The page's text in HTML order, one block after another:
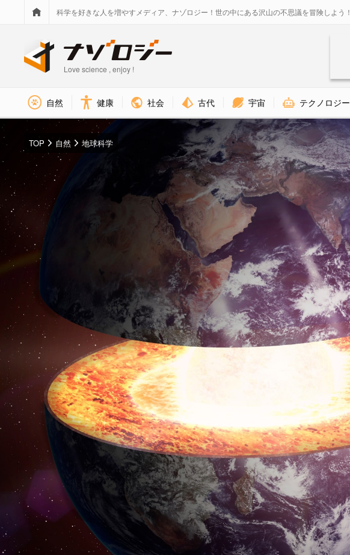
科学を好きな人を増やすメディア、ナゾロジー！世の中にある沢山の不思議を冒険しよう！
Love science , enjoy !
自然 健康 社会 古代 宇宙 テクノロジー
TOP 自然 地球科学